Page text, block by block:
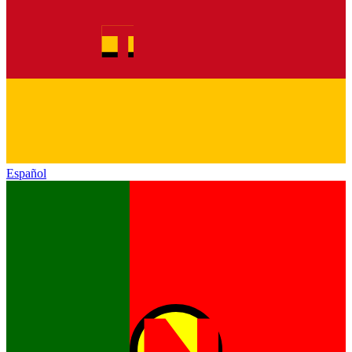
Español